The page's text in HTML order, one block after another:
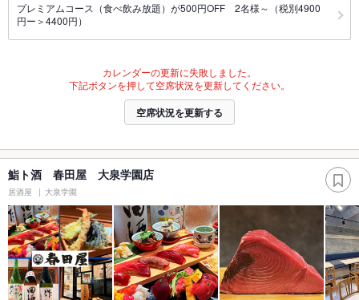
プレミアムコース（食べ飲み放題）が500円OFF 2名様～（税別4900
円ー＞4400円）
カレンダーの更新に失敗しました。
下記ボタンを押して空席状況を更新してください。
空席状況を更新する
鮨ト酒 春田屋 大泉学園店
居酒屋 大泉学園